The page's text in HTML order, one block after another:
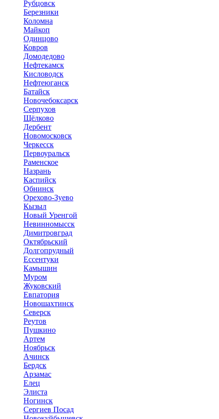
Рубцовск
Березники
Коломна
Майкоп
Одинцово
Ковров
Домодедово
Нефтекамск
Кисловодск
Нефтеюганск
Батайск
Новочебоксарск
Серпухов
Щёлково
Дербент
Новомосковск
Черкесск
Первоуральск
Раменское
Назрань
Каспийск
Обнинск
Орехово-Зуево
Кызыл
Новый Уренгой
Невинномысск
Димитровград
Октябрьский
Долгопрудный
Ессентуки
Камышин
Муром
Жуковский
Евпатория
Новошахтинск
Северск
Реутов
Пушкино
Артем
Ноябрьск
Ачинск
Бердск
Арзамас
Елец
Элиста
Ногинск
Сергиев Посад